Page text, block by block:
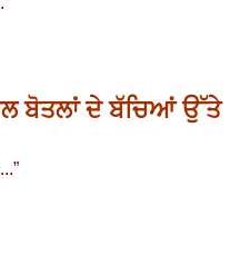
ਬੋਤਲਾਂ ਦੇ ਬੱਚਿਆਂ ਉੱਤੇ
”